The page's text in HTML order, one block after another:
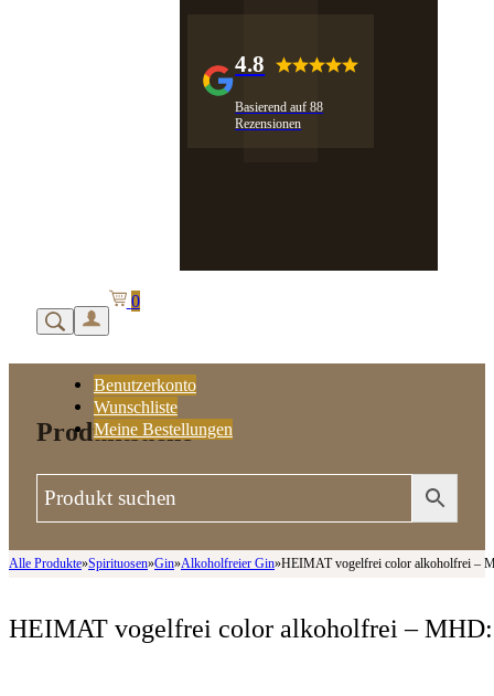
4.8
Basierend auf 88
Rezensionen
Benutzerkonto
Wunschliste
Meine Bestellungen
0
Produktsuche
Alle Produkte»Spirituosen»Gin»Alkoholfreier Gin»HEIMAT vogelfrei color alkoholfrei –
HEIMAT vogelfrei color alkoholfrei –